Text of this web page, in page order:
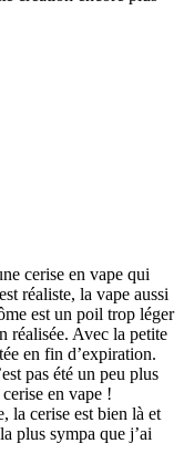
cerise en vape qui
réaliste, la vape aussi
est un poil trop léger
réalisée. Avec la petite
en fin d’expiration.
pas été un peu plus
en vape !
la cerise est bien là et
plus sympa que j’ai